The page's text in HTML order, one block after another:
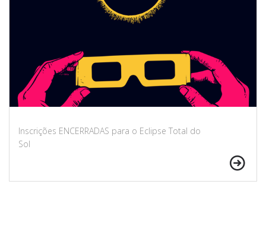
Inscrições ENCERRADAS para o Eclipse Total do
Sol